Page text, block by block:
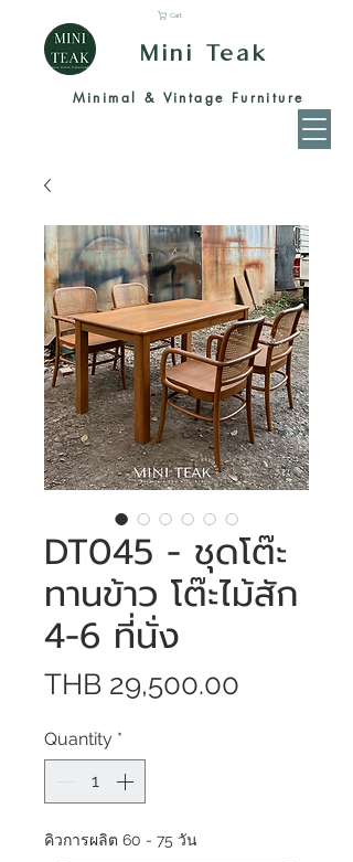
Mini Teak
Minimal & Vintage Furniture
Cart
DT045 - ชุดโต๊ะ
ทานข้าว โต๊ะไม้สัก
4-6 ที่นั่ง
THB 29,500.00
Quantity *
คิวการผลิต 60 - 75 วัน